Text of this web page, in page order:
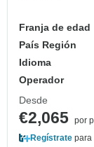
Franja de edad
País Región
Idioma
Operador
Desde
€2,065 por
Regístrate para